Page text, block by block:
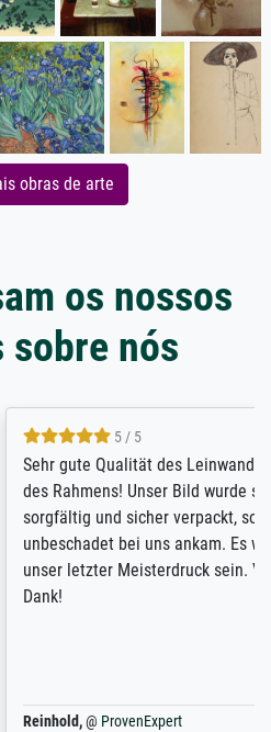
obras de arte
os nossos
nós
des Leinwanddrucks und
Bild wurde sehr
verpackt, so dass es
ankam. Es wird nicht
sein. Vielen